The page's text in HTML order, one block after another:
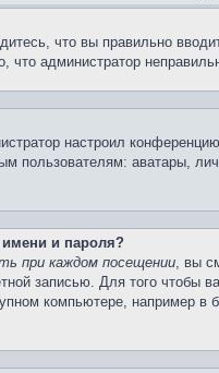
что вы правильно
администратор
настроил
пользователям: аватары,
и пароля?
при каждом посещении, вы
записью. Для того
компьютере, например в